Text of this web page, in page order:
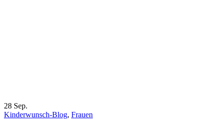
28 Sep.
Kinderwunsch-Blog, Frauen